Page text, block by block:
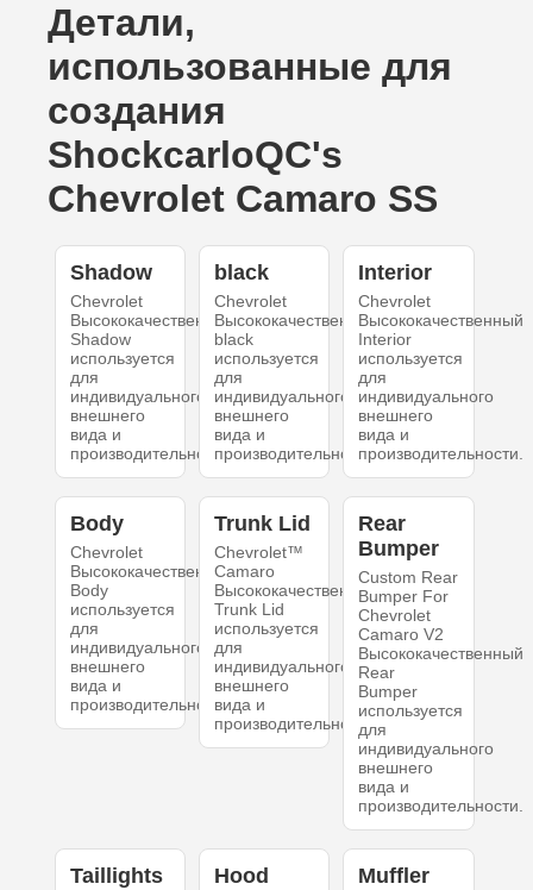
Детали,
использованные для
создания
ShockcarloQC's
Chevrolet Camaro SS
Shadow
Chevrolet
Высококачественный
Shadow
используется
для
индивидуального
внешнего
вида и
производительности.
black
Chevrolet
Высококачественный
black
используется
для
индивидуального
внешнего
вида и
производительности.
Interior
Chevrolet
Высококачественный
Interior
используется
для
индивидуального
внешнего
вида и
производительности.
Body
Chevrolet
Высококачественный
Body
используется
для
индивидуального
внешнего
вида и
производительности.
Trunk Lid
Chevrolet™
Camaro
Высококачественный
Trunk Lid
используется
для
индивидуального
внешнего
вида и
производительности.
Rear
Bumper
Custom Rear
Bumper For
Chevrolet
Camaro V2
Высококачественный
Rear
Bumper
используется
для
индивидуального
внешнего
вида и
производительности.
Taillights Hood Muffler